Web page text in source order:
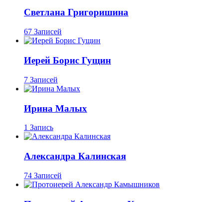
Светлана Григоришина
67 Записей
Иерей Борис Гущин
7 Записей
Ирина Малых
1 Запись
Александра Калинская
74 Записей